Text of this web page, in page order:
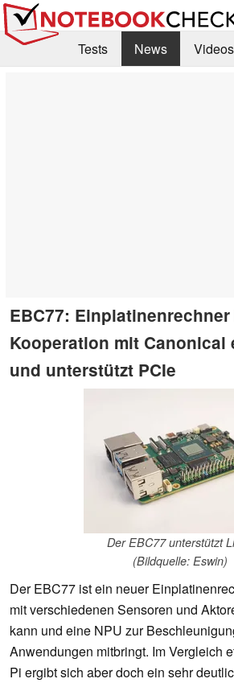
Tests News
Videos
EBC77:
Kooperation mit Canonical
und unterstützt PCIe
Der EBC77 unterstützt
(Bildquelle: Eswin)
Der EBC77 ist ein neuer
mit verschiedenen Sensoren und
kann und eine NPU zur
Anwendungen mitbringt. Im Vergleich
Pi ergibt sich aber doch ein sehr